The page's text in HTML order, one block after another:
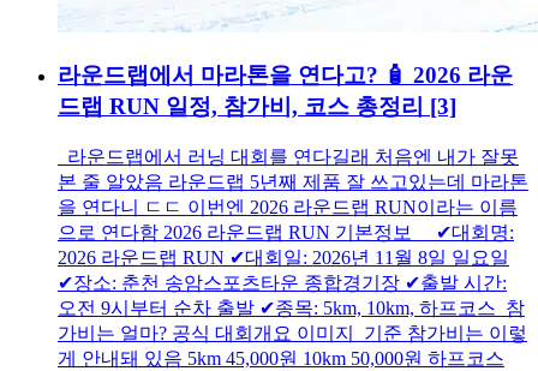
라운드랩에서 마라톤을 연다고? 🧴 2026 라운
드랩 RUN 일정, 참가비, 코스 총정리 [3]
라운드랩에서 러닝 대회를 연다길래 처음엔 내가 잘못
본 줄 알았음 라운드랩 5년째 제품 잘 쓰고있는데 마라톤
을 연다니 ㄷㄷ 이번엔 2026 라운드랩 RUN이라는 이름
으로 연다함 2026 라운드랩 RUN 기본정보 ✔대회명:
2026 라운드랩 RUN ✔대회일: 2026년 11월 8일 일요일
✔장소: 춘천 송암스포츠타운 종합경기장 ✔출발 시간:
오전 9시부터 순차 출발 ✔종목: 5km, 10km, 하프코스 참
가비는 얼마? 공식 대회개요 이미지 기준 참가비는 이렇
게 안내돼 있음 5km 45,000원 10km 50,000원 하프코스